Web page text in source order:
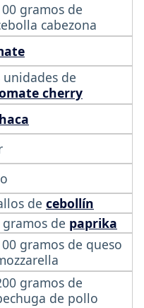
gramos de
cabezona
unidades de
cherry
de cebollín
gramos de paprika
gramos de queso
gramos de
de pollo